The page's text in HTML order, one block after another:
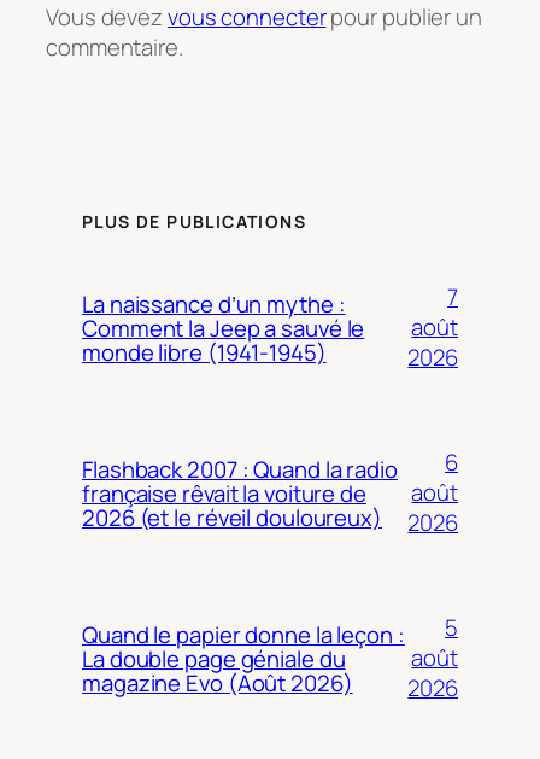
Vous devezvous connecterpour publier un
commentaire.
PLUS DE PUBLICATIONS
La naissance d’un mythe :
Comment la Jeep a sauvé le
monde libre (1941-1945)
7
août
2026
Flashback 2007 : Quand la radio
française rêvait la voiture de
2026 (et le réveil douloureux)
6
août
2026
Quand le papier donne la leçon :
La double page géniale du
magazine Evo (Août 2026)
5
août
2026